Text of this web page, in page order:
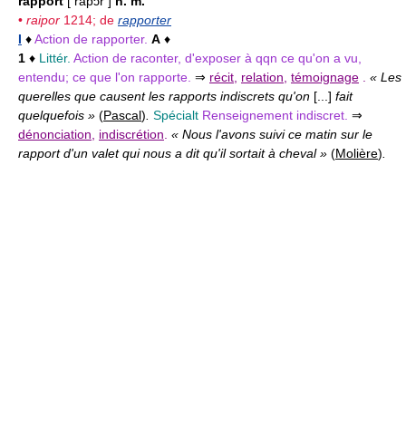
• raipor 1214; de rapporter
I ♦Action de rapporter. A ♦
1 ♦ Littér. Action de raconter, d'exposer à qqn ce qu'on a vu,
entendu; ce que l'on rapporte. ⇒ récit relation témoignage
« Les
querelles que causent les rapports indiscrets qu'on [...] fait
quelquefois » (Pascal) Spécialt Renseignement indiscret. ⇒
dénonciation
indiscrétion « Nous l'avons suivi ce matin sur le
rapport d'un valet qui nous a dit qu'il sortait à cheval » (Molière)